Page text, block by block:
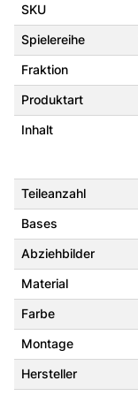
SKU
Spielereihe
Fraktion
Produktart
Inhalt
Teileanzahl
Bases
Abziehbilder
Material
Farbe
Montage
Hersteller